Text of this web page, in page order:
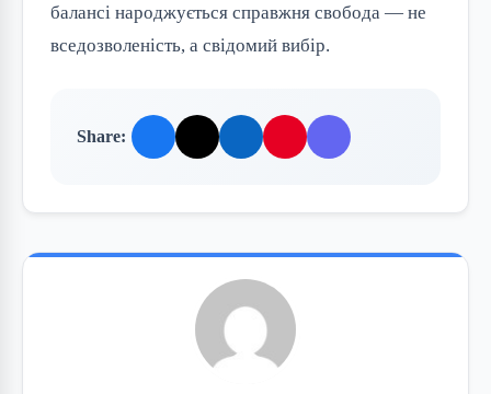
балансі народжується справжня свобода — не
вседозволеність, а свідомий вибір.
Share: